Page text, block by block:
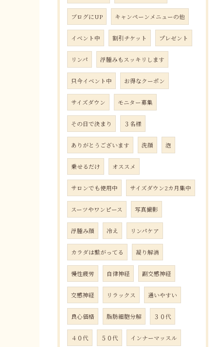
ブログにUP キャンペーンメニューの他
イベント中 割引チケット プレゼント
リンパ 浮腫みもスッキリします
只今イベント中 お得なクーポン
サイズダウン モニター募集
その日で決まり ３名様
ありがとうございます 洗顔 泡
乗せるだけ オススメ
サロンでも使用中 サイズダウン2カ月集中
スーツやワンピース 写真撮影
浮腫み顔 冷え リンパケア
カラダは繋がってる 凝り解消
慢性疲労 自律神経 副交感神経
交感神経 リラックス 通いやすい
良心価格 脂肪細胞分解 ３０代
４０代 ５０代 インナーマッスル